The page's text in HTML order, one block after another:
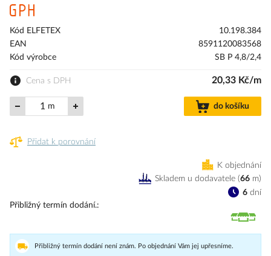
galerie
s
Kód ELFETEX
10.198.384
EAN
8591120083568
Kód výrobce
SB P 4,8/2,4
Cena s DPH 20,33 Kč/m
m do košíku
Přidat k porovnání
K objednání
Přibližný termín dodání.
6 dní
Skladem u dodavatele (66 m)
Přibližný termín dodání není znám. Po objednání Vám jej upřesníme.